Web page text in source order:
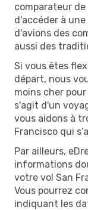
comparateur
d'accéder à
d'avions des
aussi des
Si vous êtes
départ, nous
moins cher
s'agit d'un
vous aidons à
Francisco qui
Par ailleurs,
informations
votre vol San
Vous pourrez
indiquant les